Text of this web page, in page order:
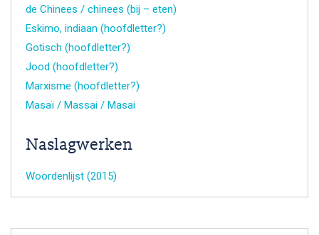
de Chinees / chinees (bij – eten)
Eskimo, indiaan (hoofdletter?)
Gotisch (hoofdletter?)
Jood (hoofdletter?)
Marxisme (hoofdletter?)
Masaï / Massai / Masai
Naslagwerken
Woordenlijst (2015)